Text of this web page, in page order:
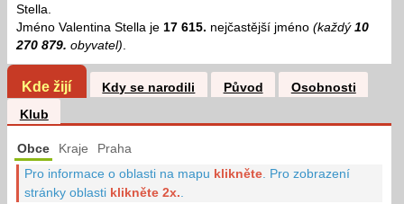
Stella.
Jméno Valentina Stella je 17 615. nejčastější jméno (každý 10
270 879. obyvatel).
Kde žijí Kdy se narodili Původ
Osobnosti
Klub
Obce Kraje Praha
Pro informace o oblasti na mapu klikněte Pro zobrazení
stránky oblasti klikněte 2x.